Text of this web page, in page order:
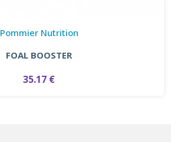
Pommier Nutrition
FOAL BOOSTER
35.17 €